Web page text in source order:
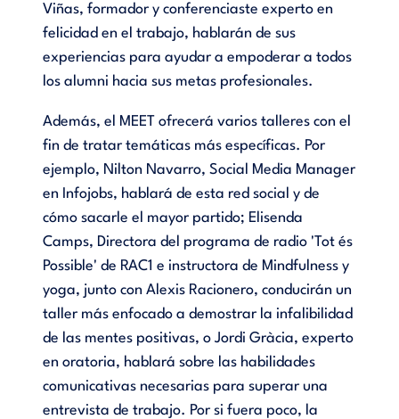
Viñas, formador y conferenciaste experto en
felicidad en el trabajo, hablarán de sus
experiencias para ayudar a empoderar a todos
los alumni hacia sus metas profesionales.
Además, el MEET ofrecerá varios talleres con el
fin de tratar temáticas más específicas. Por
ejemplo, Nilton Navarro, Social Media Manager
en Infojobs, hablará de esta red social y de
cómo sacarle el mayor partido; Elisenda
Camps, Directora del programa de radio 'Tot és
Possible' de RAC1 e instructora de Mindfulness y
yoga, junto con Alexis Racionero, conducirán un
taller más enfocado a demostrar la infalibilidad
de las mentes positivas, o Jordi Gràcia, experto
en oratoria, hablará sobre las habilidades
comunicativas necesarias para superar una
entrevista de trabajo. Por si fuera poco, la